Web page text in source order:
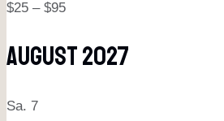
$25 – $95
August 2027
Sa. 7